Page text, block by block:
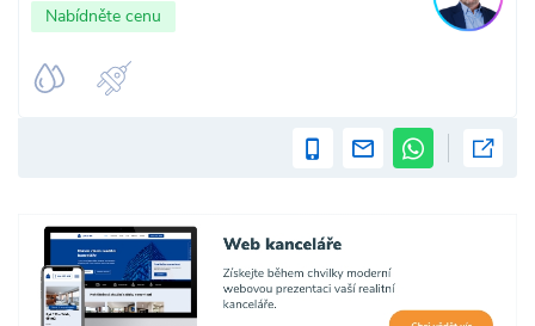
Nabídněte cenu